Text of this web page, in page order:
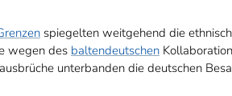
spiegelten weitgehend die
wegen des baltendeutschen
unterbanden die deutschen